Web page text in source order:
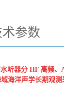
术参数
听器分 HF 高频、
海洋声学长期观测